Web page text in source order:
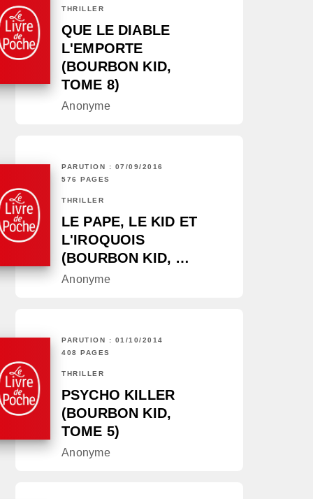
THRILLER
QUE LE DIABLE
L'EMPORTE
(BOURBON KID,
TOME 8)
Anonyme
PARUTION : 07/09/2016
576 PAGES
THRILLER
LE PAPE, LE KID ET
L'IROQUOIS
(BOURBON KID, …
Anonyme
PARUTION : 01/10/2014
408 PAGES
THRILLER
PSYCHO KILLER
(BOURBON KID,
TOME 5)
Anonyme